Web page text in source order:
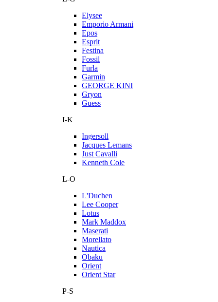
Elysee
Emporio Armani
Epos
Esprit
Festina
Fossil
Furla
Garmin
GEORGE KINI
Gryon
Guess
I-K
Ingersoll
Jacques Lemans
Just Cavalli
Kenneth Cole
L-O
L'Duchen
Lee Cooper
Lotus
Mark Maddox
Maserati
Morellato
Nautica
Obaku
Orient
Orient Star
P-S